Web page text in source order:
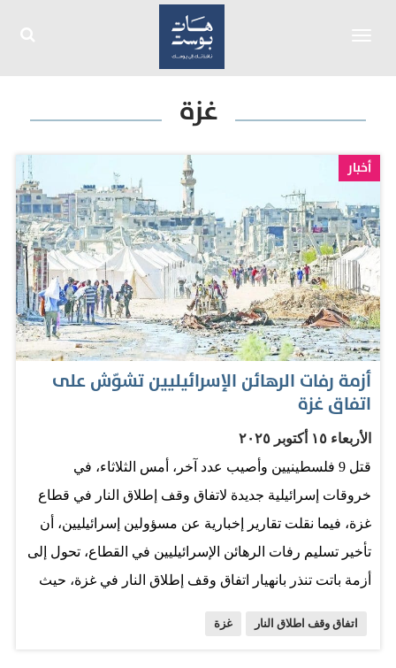
غزة
أخبار
أزمة رفات الرهائن الإسرائيليين تشوّش على
اتفاق غزة
الأربعاء ١٥ أكتوبر ٢٠٢٥
قتل 9 فلسطينيين وأصيب عدد آخر، أمس الثلاثاء، في
خروقات إسرائيلية جديدة لاتفاق وقف إطلاق النار في قطاع
غزة، فيما نقلت تقارير إخبارية عن مسؤولين إسرائيليين، أن
تأخير تسليم رفات الرهائن الإسرائيليين في القطاع، تحول إلى
أزمة باتت تنذر بانهيار اتفاق وقف إطلاق النار في غزة، حيث
اتفاق وقف اطلاق النار غزة